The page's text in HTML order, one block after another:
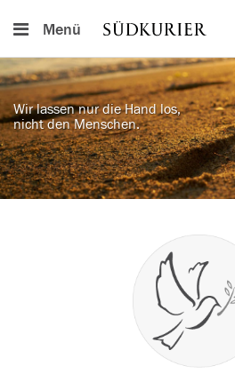
Menü
Wir lassen nur die Hand los,
nicht den Menschen.